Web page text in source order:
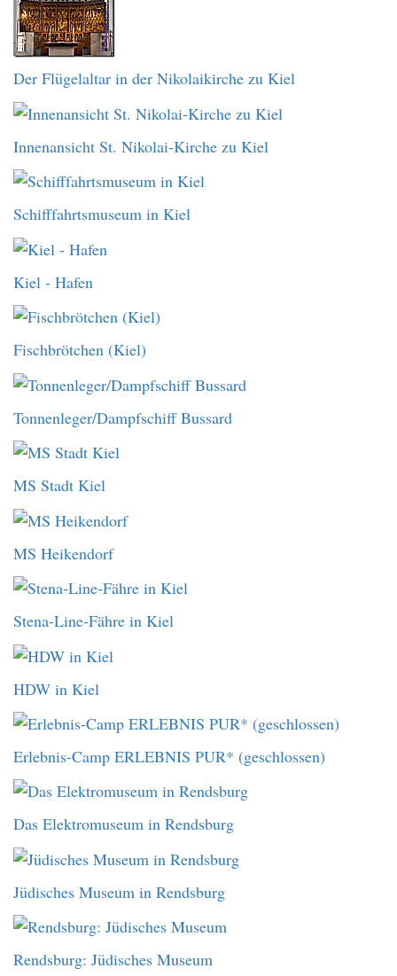
Der Flügelaltar in der Nikolaikirche zu Kiel
Innenansicht St. Nikolai-Kirche zu Kiel
Schifffahrtsmuseum in Kiel
Kiel - Hafen
Fischbrötchen (Kiel)
Tonnenleger/Dampfschiff Bussard
MS Stadt Kiel
MS Heikendorf
Stena-Line-Fähre in Kiel
HDW in Kiel
Erlebnis-Camp ERLEBNIS PUR* (geschlossen)
Das Elektromuseum in Rendsburg
Jüdisches Museum in Rendsburg
Rendsburg: Jüdisches Museum